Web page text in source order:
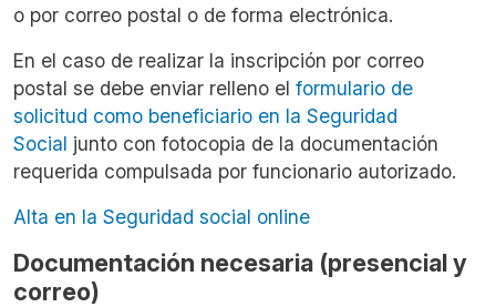
o por correo postal o de forma electrónica.
En el caso de realizar la inscripción por correo
postal se debe enviar relleno el formulario de
solicitud como beneficiario en la Seguridad
Social junto con fotocopia de la documentación
requerida compulsada por funcionario autorizado.
Alta en la Seguridad social online
Documentación necesaria (presencial y
correo)